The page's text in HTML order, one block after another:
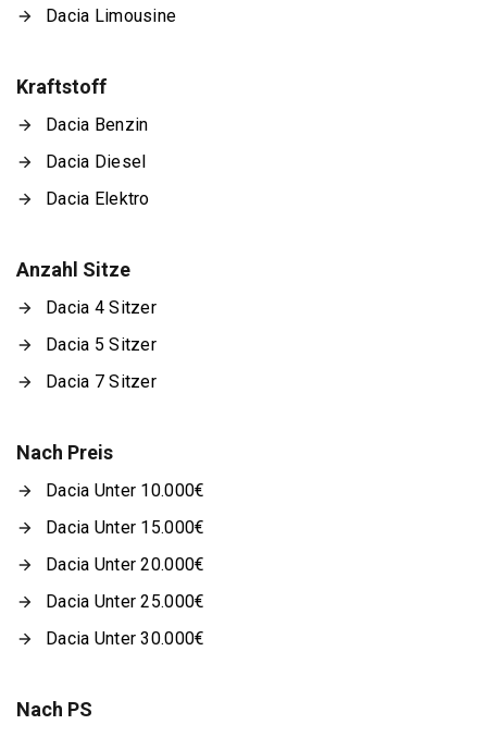
Dacia Limousine
Kraftstoff
Dacia Benzin
Dacia Diesel
Dacia Elektro
Anzahl Sitze
Dacia 4 Sitzer
Dacia 5 Sitzer
Dacia 7 Sitzer
Nach Preis
Dacia Unter 10.000€
Dacia Unter 15.000€
Dacia Unter 20.000€
Dacia Unter 25.000€
Dacia Unter 30.000€
Nach PS